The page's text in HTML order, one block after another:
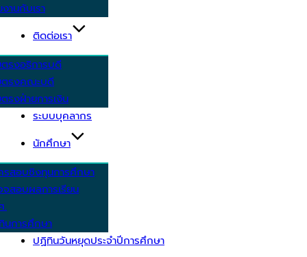
านกับเรา
ติดต่อเรา
รงอธิการบดี
ตรงคณะบดี
รงฝ่ายการเงิน
ระบบบุคลากร
นักศึกษา
รสอบชิงทุนการศึกษา
สอบผลการเรียน
.
นการศึกษา
ปฏิทินวันหยุดประจำปีการศึกษา